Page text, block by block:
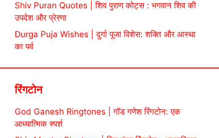
Shiv Puran Quotes | शिव पुराण कोट्स : भगवान शिव की
उपदेश और प्रेरणा
Durga Puja Wishes | दुर्गा पूजा विशेस: शक्ति और आस्था
का पर्व
रिंगटोन
God Ganesh Ringtones | गॉड गणेश रिंगटोन: एक
आध्यात्मिक स्पर्श